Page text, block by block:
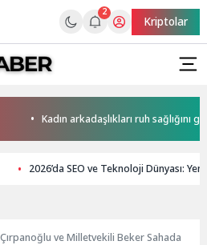
2
Kriptolar
Kadın arkadaşlıkları ruh sağlığını
2026’da SEO ve Teknoloji Dünyası:
ve Milletvekili Beker Sahada